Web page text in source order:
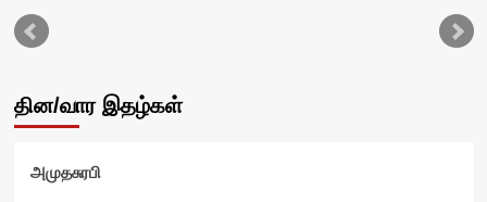
தின/வார இதழ்கள்
அமுதசுரபி